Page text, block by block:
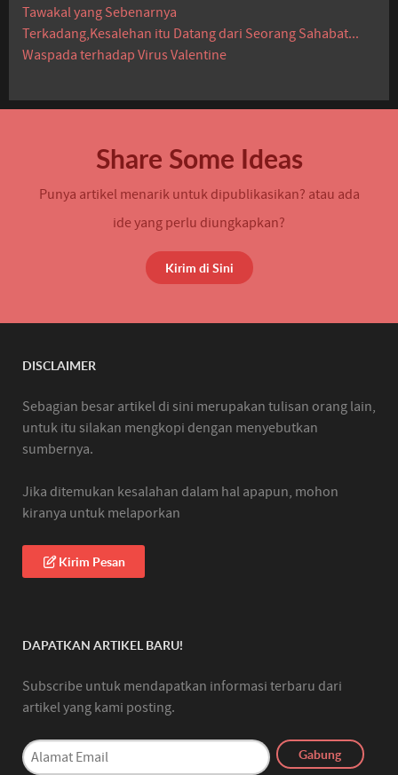
Tawakal yang Sebenarnya
Terkadang,Kesalehan itu Datang dari Seorang Sahabat...
Waspada terhadap Virus Valentine
Share Some Ideas
Punya artikel menarik untuk dipublikasikan? atau ada
ide yang perlu diungkapkan?
Kirim di Sini
DISCLAIMER
Sebagian besar artikel di sini merupakan tulisan orang lain,
untuk itu silakan mengkopi dengan menyebutkan
sumbernya.
Jika ditemukan kesalahan dalam hal apapun, mohon
kiranya untuk melaporkan
Kirim Pesan
DAPATKAN ARTIKEL BARU!
Subscribe untuk mendapatkan informasi terbaru dari
artikel yang kami posting.